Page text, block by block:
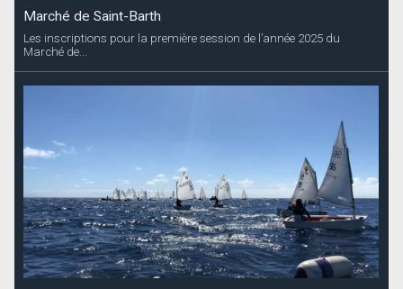
Marché de Saint-Barth
Les inscriptions pour la première session de l’année 2025 du
Marché de...